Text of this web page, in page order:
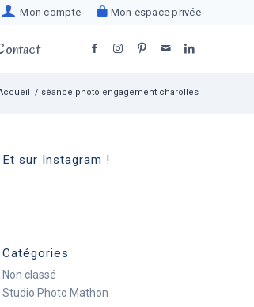
Mon compte Mon espace privée
/ séance photo engagement charolles
Et sur Instagram !
Catégories
Non classé
Studio Photo Mathon